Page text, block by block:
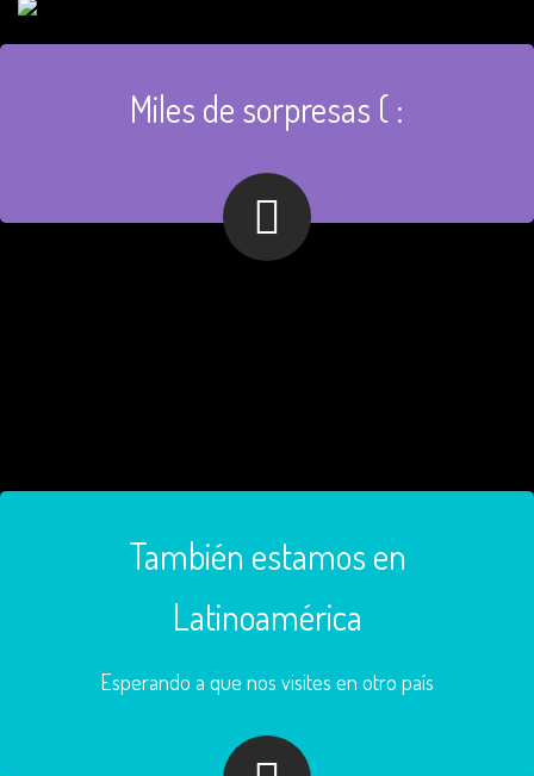
Miles de sorpresas ( :
También estamos en
Latinoamérica
Esperando a que nos visites en otro país